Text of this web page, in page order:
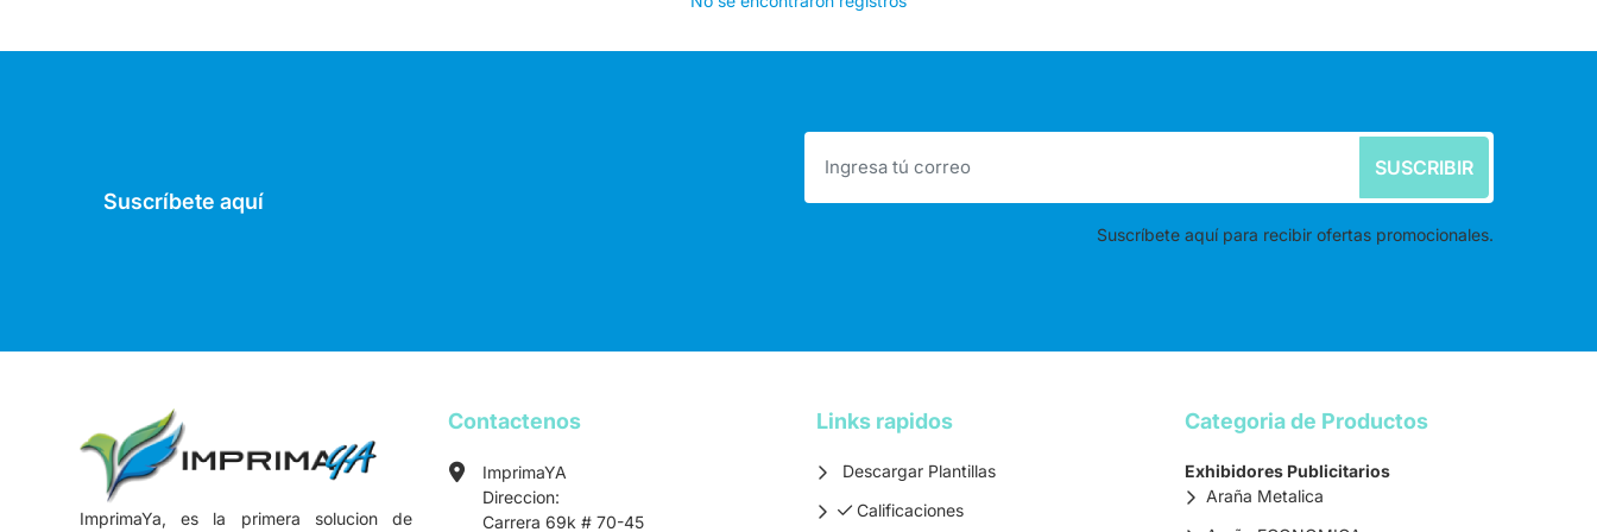
Suscríbete aquí
SUSCRIBIR
Suscríbete aquí para recibir ofertas promocionales.
ImprimaYa, es la primera solucion de
Contactenos
ImprimaYA
Direccion:
Carrera 69k # 70-45
Links rapidos
Descargar Plantillas
Calificaciones
Calificaciones
Categoria de Productos
Exhibidores Publicitarios
Araña Metalica